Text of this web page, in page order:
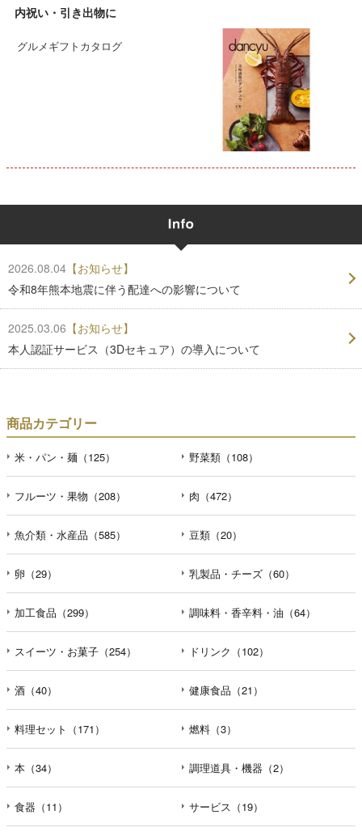
内祝い・引き出物に
グルメギフトカタログ
2026.08.04 【お知らせ】
令和8年熊本地震に伴う配達への影響について
2025.03.06 【お知らせ】
本人認証サービス（3Dセキュア）の導入について
商品カテゴリー
米・パン・麺（125） 野菜類（108）
フルーツ・果物（208） 肉（472）
魚介類・水産品（585） 豆類（20）
卵（29） 乳製品・チーズ（60）
加工食品（299） 調味料・香辛料・油（64）
スイーツ・お菓子（254） ドリンク（102）
酒（40） 健康食品（21）
料理セット（171） 燃料（3）
本（34） 調理道具・機器（2）
食器（11） サービス（19）